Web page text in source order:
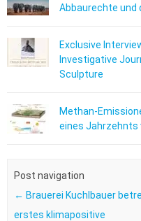
Abbaurechte und
Exclusive
Investigative
Sculpture
Methan-
eines Jahrzehnts
Post navigation
← Brauerei Kuchlbauer
erstes klimapositive